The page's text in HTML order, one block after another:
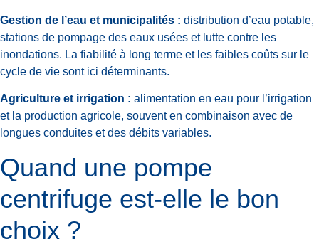
Gestion de l’eau et municipalités : distribution d’eau potable,
stations de pompage des eaux usées et lutte contre les
inondations. La fiabilité à long terme et les faibles coûts sur le
cycle de vie sont ici déterminants.
Agriculture et irrigation : alimentation en eau pour l’irrigation
et la production agricole, souvent en combinaison avec de
longues conduites et des débits variables.
Quand une pompe
centrifuge est-elle le bon
choix ?